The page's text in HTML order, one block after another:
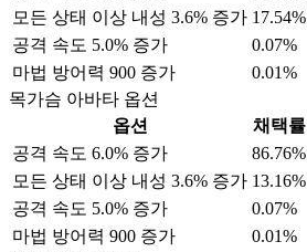
모든 상태 이상 내성 3.6% 증가 17.54%
공격 속도 5.0% 증가
0.07%
마법 방어력 900 증가
0.01%
목가슴 아바타 옵션
옵션
채택률
공격 속도 6.0% 증가
86.76%
모든 상태 이상 내성 3.6% 증가 13.16%
공격 속도 5.0% 증가
0.07%
마법 방어력 900 증가
0.01%